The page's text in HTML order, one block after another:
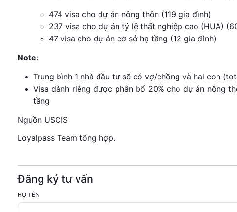
474 visa cho dự án nông thôn (119 gia đình)
237 visa cho dự án tỷ lệ thất nghiệp cao (HUA)
47 visa cho dự án cơ sở hạ tầng (12 gia đình)
Note:
Trung bình 1 nhà đầu tư sẽ có vợ/chồng và hai con
Visa dành riêng được phân bổ 20% cho dự án nông
tầng
Nguồn USCIS
Loyalpass Team tổng hợp.
Đăng ký tư vấn
HỌ TÊN